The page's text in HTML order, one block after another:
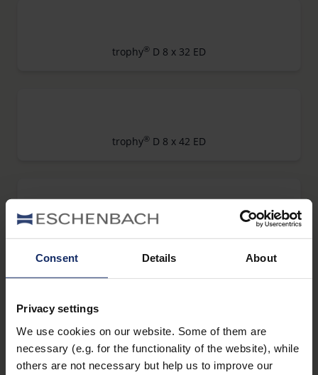
Consent Details About
Privacy settings
We use cookies on our website. Some of them are
necessary (e.g. for the functionality of the website), while
others are not necessary but help us to improve our
trophy® D 8 x 32 ED
trophy® D 8 x 42 ED